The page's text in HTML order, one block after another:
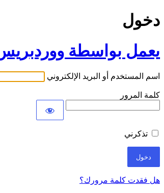
دخول
يعمل بواسطة
اسم المستخدم أو البريد الإلكتروني
كلمة المرور
تذكرني
هل فقدت كلمة مرورك؟